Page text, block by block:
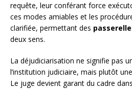
requête, leur conférant force
ces modes amiables et les
clarifiée, permettant des
deux sens.
La déjudiciarisation ne signifie pas
l’institution judiciaire, mais plutôt
Le juge devient garant du cadre